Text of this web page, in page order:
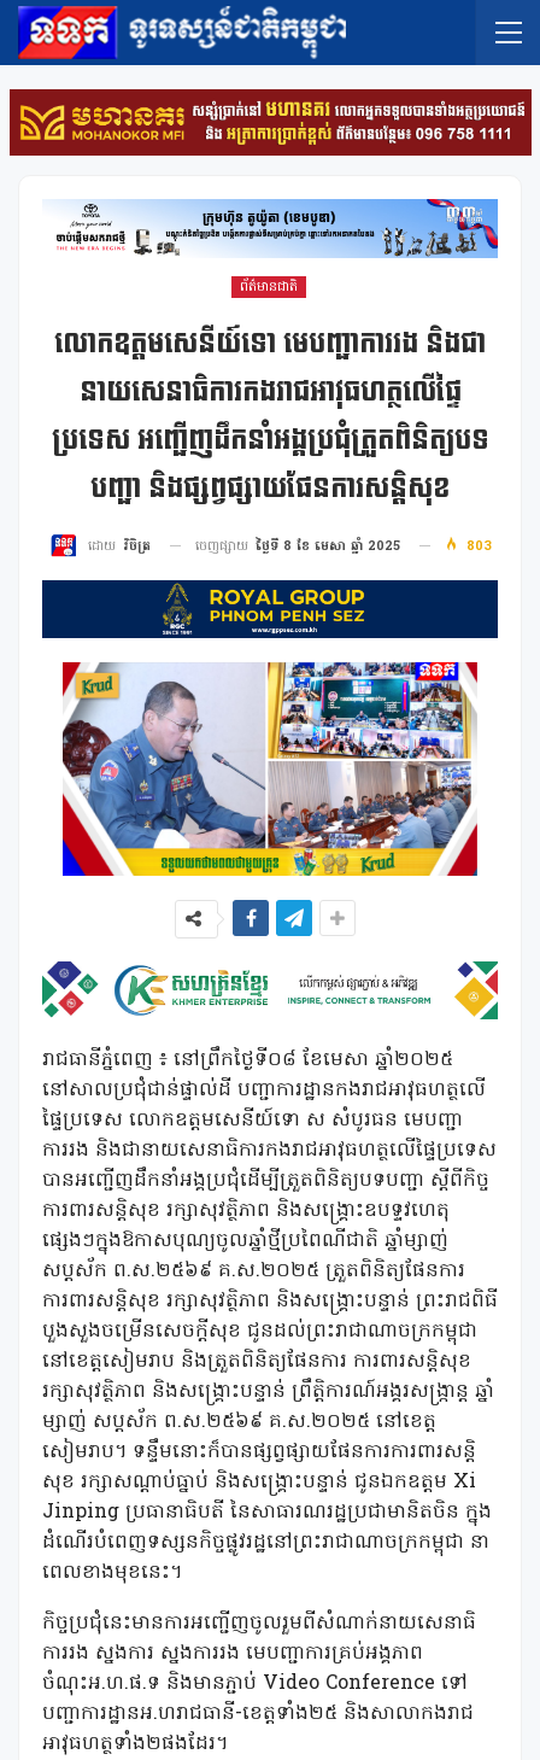
ព័ត៌មានជាតិ
លោកឧត្តមសេនីយ៍ទោ មេបញ្ជាការរង និងជា
នាយសេនាធិការកងរាជអាវុធហត្ថលើផ្ទៃ
ប្រទេស អញ្ជើញដឹកនាំអង្គប្រជុំត្រួតពិនិត្យបទ
បញ្ជា និងផ្សព្វផ្សាយផែនការសន្តិសុខ
ដោយ វិចិត្រ ចេញផ្សាយ ថ្ងៃទី 8 ខែ មេសា ឆ្នាំ 2025 803
រាជធានីភ្នំពេញ ៖ នៅព្រឹកថ្ងៃទី០៨ ខែមេសា ឆ្នាំ២០២៥
នៅសាលប្រជុំជាន់ផ្ទាល់ដី បញ្ជាការដ្ឋានកងរាជអាវុធហត្ថលើ
ផ្ទៃប្រទេស លោកឧត្តមសេនីយ៍ទោ ស សំបូរធន មេបញ្ជា
ការរង និងជានាយសេនាធិការកងរាជអាវុធហត្ថលើផ្ទៃប្រទេស
បានអញ្ជើញដឹកនាំអង្គប្រជុំដើម្បីត្រួតពិនិត្យបទបញ្ជា ស្ដីពីកិច្ច
ការពារសន្តិសុខ រក្សាសុវត្ថិភាព និងសង្គ្រោះឧបទ្ទវហេតុ
ផ្សេងៗក្នុងឱកាសបុណ្យចូលឆ្នាំថ្មីប្រពៃណីជាតិ ឆ្នាំម្សាញ់
សប្តស័ក ព.ស.២៥៦៩ គ.ស.២០២៥ ត្រួតពិនិត្យផែនការ
ការពារសន្តិសុខ រក្សាសុវត្ថិភាព និងសង្គ្រោះបន្ទាន់ ព្រះរាជពិធី
បួងសួងចម្រើនសេចក្តីសុខ ជូនដល់ព្រះរាជាណាចក្រកម្ពុជា
នៅខេត្តសៀមរាប និងត្រួតពិនិត្យផែនការ ការពារសន្តិសុខ
រក្សាសុវត្ថិភាព និងសង្គ្រោះបន្ទាន់ ព្រឹត្តិការណ៍អង្គរសង្ក្រាន្ត ឆ្នាំ
ម្សាញ់ សប្តស័ក ព.ស.២៥៦៩ គ.ស.២០២៥ នៅខេត្ត
សៀមរាប។ ទន្ទឹមនោះក៏បានផ្សព្វផ្សាយផែនការការពារសន្តិ
សុខ រក្សាសណ្ដាប់ធ្នាប់ និងសង្គ្រោះបន្ទាន់ ជូនឯកឧត្តម Xi
Jinping ប្រធានាធិបតី នៃសាធារណរដ្ឋប្រជាមានិតចិន ក្នុង
ដំណើរបំពេញទស្សនកិច្ចផ្លូវរដ្ឋនៅព្រះរាជាណាចក្រកម្ពុជា នា
ពេលខាងមុខនេះ។
កិច្ចប្រជុំនេះមានការអញ្ជើញចូលរួមពីសំណាក់នាយសេនាធិ
ការរង ស្នងការ ស្នងការរង មេបញ្ជាការគ្រប់អង្គភាព
ចំណុះអ.ហ.ផ.ទ និងមានភ្ជាប់ Video Conference ទៅ
បញ្ជាការដ្ឋានអ.ហរាជធានី-ខេត្តទាំង២៥ និងសាលាកងរាជ
អាវុធហត្ថទាំង២ផងដែរ។